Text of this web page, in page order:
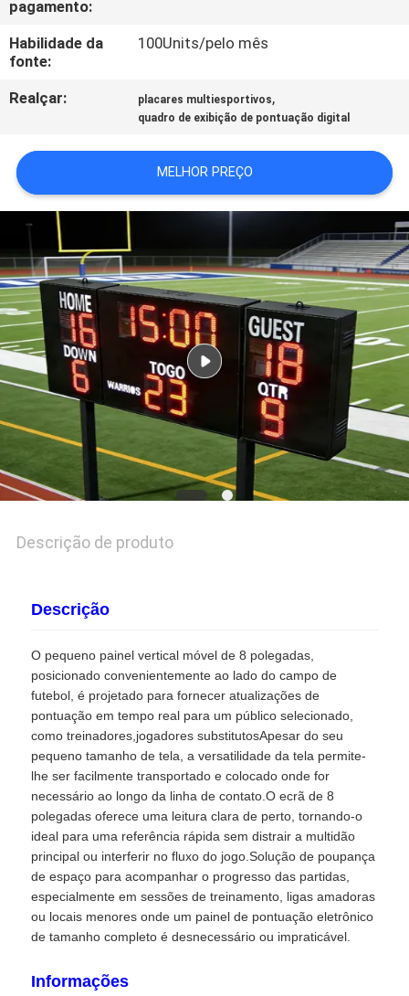
PEÇA
CITAÇÕES
MAPA
DO
SITE
PRIVACY
POLICY
pagamento:
Habilidade da
fonte:
100Units/pelo mês
Realçar: placares multiesportivos,
quadro de exibição de pontuação digital
MELHOR PREÇO
Descrição de produto
Descrição
O pequeno painel vertical móvel de 8 polegadas,
posicionado convenientemente ao lado do campo de
futebol, é projetado para fornecer atualizações de
pontuação em tempo real para um público selecionado,
como treinadores,jogadores substitutosApesar do seu
pequeno tamanho de tela, a versatilidade da tela permite-
lhe ser facilmente transportado e colocado onde for
necessário ao longo da linha de contato.O ecrã de 8
polegadas oferece uma leitura clara de perto, tornando-o
ideal para uma referência rápida sem distrair a multidão
principal ou interferir no fluxo do jogo.Solução de poupança
de espaço para acompanhar o progresso das partidas,
especialmente em sessões de treinamento, ligas amadoras
ou locais menores onde um painel de pontuação eletrônico
de tamanho completo é desnecessário ou impraticável.
Informações